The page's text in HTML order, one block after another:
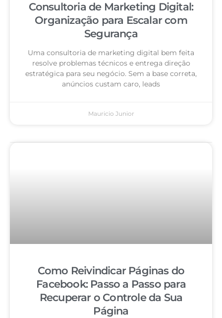
Consultoria de Marketing Digital:
Organização para Escalar com
Segurança
Uma consultoria de marketing digital bem feita
resolve problemas técnicos e entrega direção
estratégica para seu negócio. Sem a base correta,
anúncios custam caro, leads
Mauricio Junior
Como Reivindicar Páginas do
Facebook: Passo a Passo para
Recuperar o Controle da Sua
Página